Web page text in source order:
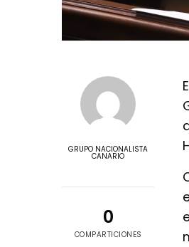
GRUPO NACIONALISTA
CANARIO
0
COMPARTICIONES